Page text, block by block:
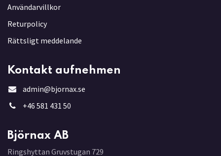
Användarvillkor
Returpolicy
Rättsligt meddelande
Kontakt aufnehmen
admin@bjornax.se
+46 581 431 50
Björnax AB
Ringshyttan Gruvstugan 729